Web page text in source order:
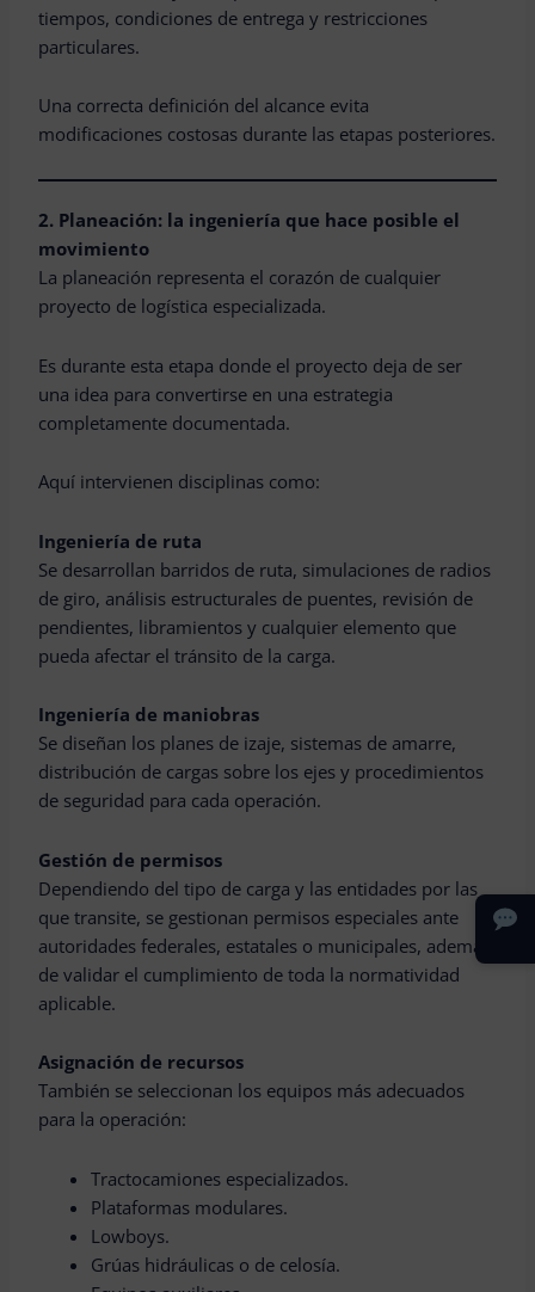
tiempos, condiciones de entrega y restricciones
particulares.
Una correcta definición del alcance evita
modificaciones costosas durante las etapas posteriores.
2. Planeación: la ingeniería que hace posible el
movimiento
La planeación representa el corazón de cualquier
proyecto de logística especializada.
Es durante esta etapa donde el proyecto deja de ser
una idea para convertirse en una estrategia
completamente documentada.
Aquí intervienen disciplinas como:
Ingeniería de ruta
Se desarrollan barridos de ruta, simulaciones de radios
de giro, análisis estructurales de puentes, revisión de
pendientes, libramientos y cualquier elemento que
pueda afectar el tránsito de la carga.
Ingeniería de maniobras
Se diseñan los planes de izaje, sistemas de amarre,
distribución de cargas sobre los ejes y procedimientos
de seguridad para cada operación.
Gestión de permisos
Dependiendo del tipo de carga y las entidades por las
que transite, se gestionan permisos especiales ante
autoridades federales, estatales o municipales, además
de validar el cumplimiento de toda la normatividad
aplicable.
Asignación de recursos
También se seleccionan los equipos más adecuados
para la operación:
Tractocamiones especializados.
Plataformas modulares.
Lowboys.
Grúas hidráulicas o de celosía.